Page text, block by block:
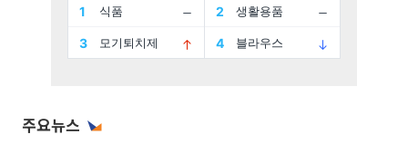
주요뉴스